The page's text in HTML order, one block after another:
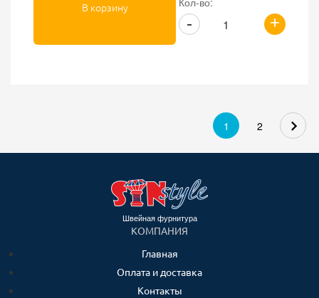
+
-
В корзину
1 2
Швейная фурнитура
КОМПАНИЯ
Главная
Оплата и доставка
Контакты